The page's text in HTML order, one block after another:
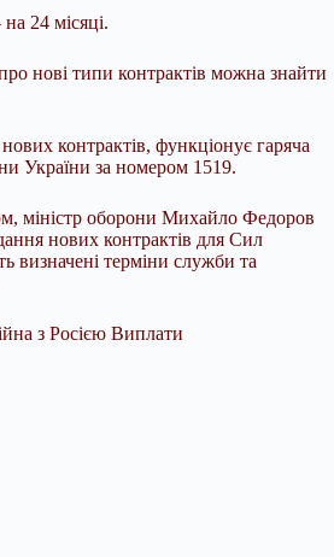
на 24 місяці.
нові типи контрактів можна знайти
контрактів, функціонує гаряча
України за номером 1519.
міністр оборони Михайло Федоров
нових контрактів для Сил
визначені терміни служби та
з Росією Виплати